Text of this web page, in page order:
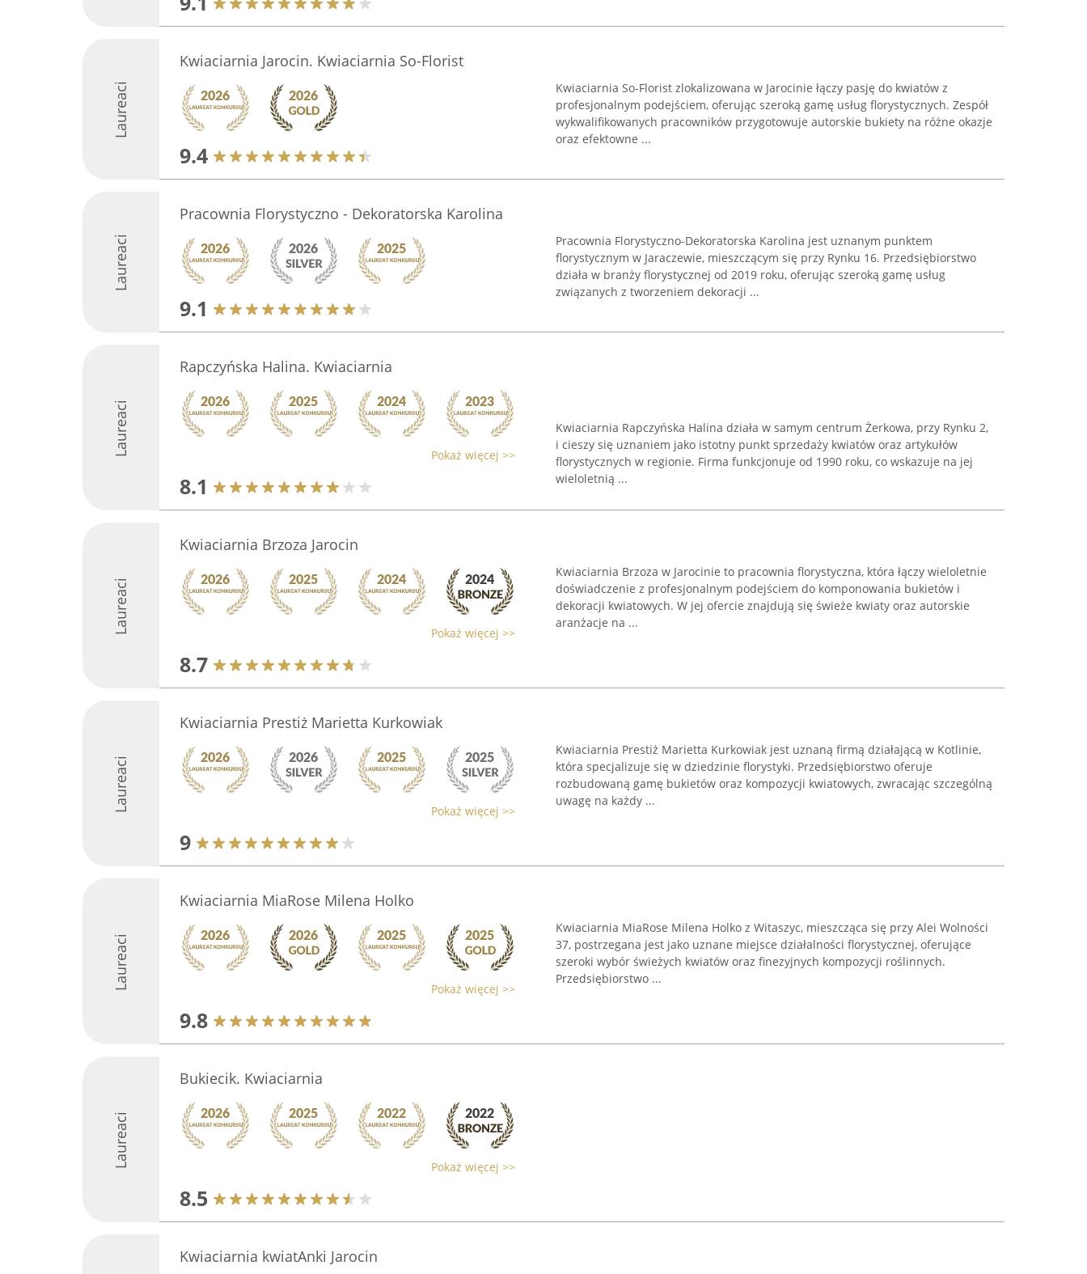
Laureaci
Kwiaciarnia Jarocin. Kwiaciarnia So-Florist
9.4
Kwiaciarnia So-Florist zlokalizowana w Jarocinie łączy pasję do kwiatów z
profesjonalnym podejściem, oferując szeroką gamę usług florystycznych. Zespół
wykwalifikowanych pracowników przygotowuje autorskie bukiety na różne okazje
oraz efektowne ...
Laureaci
Pracownia Florystyczno - Dekoratorska Karolina
9.1
Pracownia Florystyczno-Dekoratorska Karolina jest uznanym punktem
florystycznym w Jaraczewie, mieszczącym się przy Rynku 16. Przedsiębiorstwo
działa w branży florystycznej od 2019 roku, oferując szeroką gamę usług
związanych z tworzeniem dekoracji ...
Laureaci
Rapczyńska Halina. Kwiaciarnia
Pokaż więcej >>
8.1
Kwiaciarnia Rapczyńska Halina działa w samym centrum Żerkowa, przy Rynku 2,
i cieszy się uznaniem jako istotny punkt sprzedaży kwiatów oraz artykułów
florystycznych w regionie. Firma funkcjonuje od 1990 roku, co wskazuje na jej
wieloletnią ...
Laureaci
Kwiaciarnia Brzoza Jarocin
Pokaż więcej >>
8.7
Kwiaciarnia Brzoza w Jarocinie to pracownia florystyczna, która łączy wieloletnie
doświadczenie z profesjonalnym podejściem do komponowania bukietów i
dekoracji kwiatowych. W jej ofercie znajdują się świeże kwiaty oraz autorskie
aranżacje na ...
Laureaci
Kwiaciarnia Prestiż Marietta Kurkowiak
Pokaż więcej >>
9
Kwiaciarnia Prestiż Marietta Kurkowiak jest uznaną firmą działającą w Kotlinie,
która specjalizuje się w dziedzinie florystyki. Przedsiębiorstwo oferuje
rozbudowaną gamę bukietów oraz kompozycji kwiatowych, zwracając szczególną
uwagę na każdy ...
Laureaci
Kwiaciarnia MiaRose Milena Holko
Pokaż więcej >>
9.8
Kwiaciarnia MiaRose Milena Holko z Witaszyc, mieszcząca się przy Alei Wolności
37, postrzegana jest jako uznane miejsce działalności florystycznej, oferujące
szeroki wybór świeżych kwiatów oraz finezyjnych kompozycji roślinnych.
Przedsiębiorstwo ...
Laureaci
Bukiecik. Kwiaciarnia
Pokaż więcej >>
8.5
Kwiaciarnia kwiatAnki Jarocin